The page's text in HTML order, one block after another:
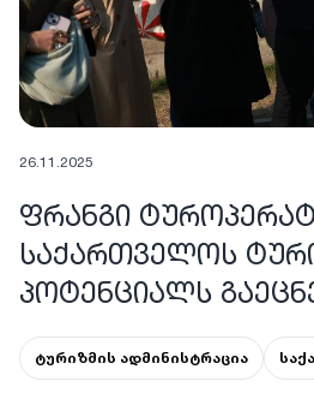
26.11.2025
ᲤᲠᲐᲜᲒᲘ
ᲡᲐᲥᲐᲠᲗᲕᲔᲚᲝᲡ
ᲞᲝᲢᲔᲜᲪᲘᲐᲚᲡ
ტურიზმის ადმინისტრაცია